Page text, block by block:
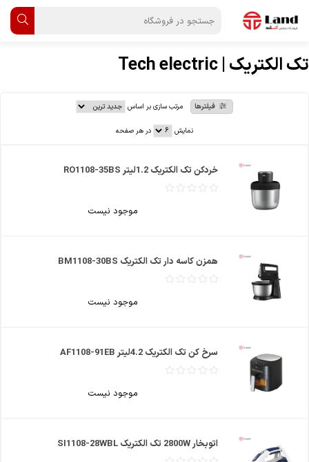
تک الکتریک | Tech electric
فیلترها مرتب سازی بر اساس
نمایش در هر صفحه
خردکن تک الکتریک 1.2لیتر RO1108-35BS
موجود نیست
همزن کاسه دار تک الکتریک BM1108-30BS
موجود نیست
سرخ کن تک الکتریک 4.2لیتر AF1108-91EB
موجود نیست
اتوبخار 2800W تک الکتریک SI1108-28WBL